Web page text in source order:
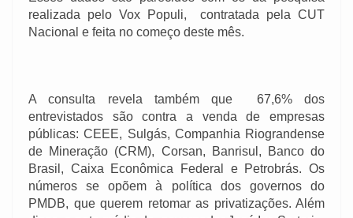
realizada pelo Vox Populi, contratada pela CUT
Nacional e feita no começo deste mês.
A consulta revela também que 67,6% dos
entrevistados são contra a venda de empresas
públicas: CEEE, Sulgás, Companhia Riograndense
de Mineração (CRM), Corsan, Banrisul, Banco do
Brasil, Caixa Econômica Federal e Petrobrás. Os
números se opõem à política dos governos do
PMDB, que querem retomar as privatizações. Além